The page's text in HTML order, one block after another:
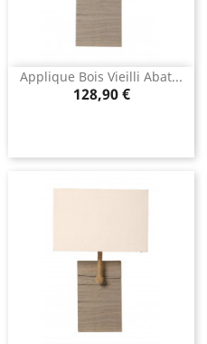
Applique Bois Vieilli Abat...
Prix
128,90 €